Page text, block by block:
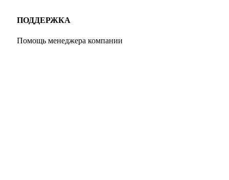
ПОДДЕРЖКА
Помощь менеджера компании